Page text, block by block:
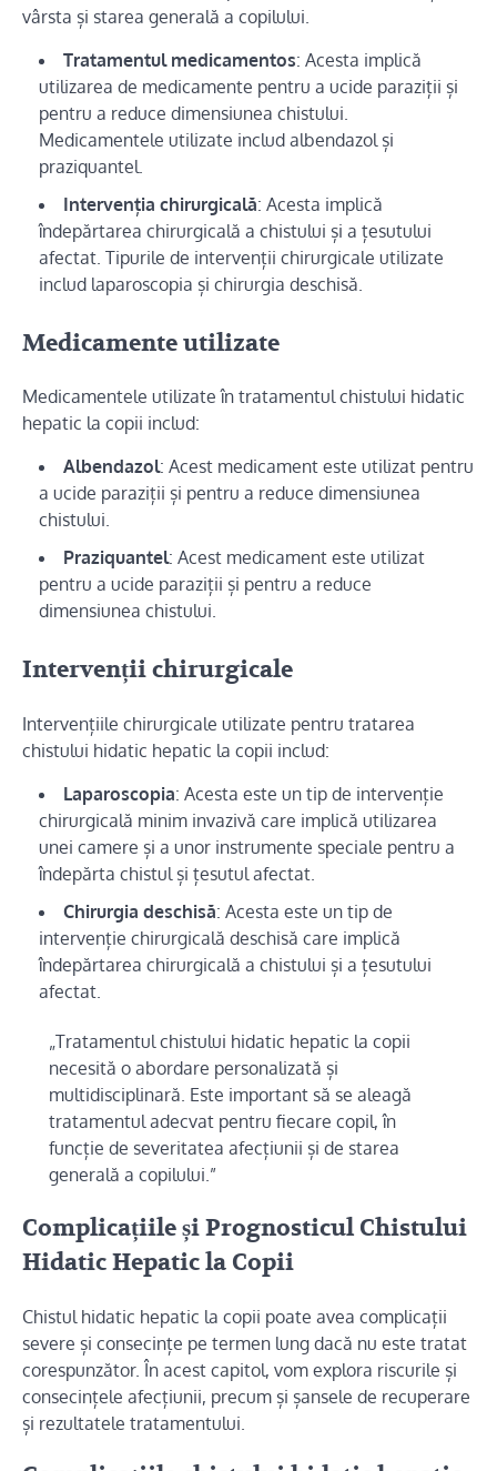
vârsta și starea generală a copilului.
Tratamentul medicamentos: Acesta implică
utilizarea de medicamente pentru a ucide paraziții și
pentru a reduce dimensiunea chistului.
Medicamentele utilizate includ albendazol și
praziquantel.
Intervenția chirurgicală: Acesta implică
îndepărtarea chirurgicală a chistului și a țesutului
afectat. Tipurile de intervenții chirurgicale utilizate
includ laparoscopia și chirurgia deschisă.
Medicamente utilizate
Medicamentele utilizate în tratamentul chistului hidatic
hepatic la copii includ:
Albendazol: Acest medicament este utilizat pentru
a ucide paraziții și pentru a reduce dimensiunea
chistului.
Praziquantel: Acest medicament este utilizat
pentru a ucide paraziții și pentru a reduce
dimensiunea chistului.
Intervenții chirurgicale
Intervențiile chirurgicale utilizate pentru tratarea
chistului hidatic hepatic la copii includ:
Laparoscopia: Acesta este un tip de intervenție
chirurgicală minim invazivă care implică utilizarea
unei camere și a unor instrumente speciale pentru a
îndepărta chistul și țesutul afectat.
Chirurgia deschisă: Acesta este un tip de
intervenție chirurgicală deschisă care implică
îndepărtarea chirurgicală a chistului și a țesutului
afectat.
„Tratamentul chistului hidatic hepatic la copii
necesită o abordare personalizată și
multidisciplinară. Este important să se aleagă
tratamentul adecvat pentru fiecare copil, în
funcție de severitatea afecțiunii și de starea
generală a copilului.”
Complicațiile și Prognosticul Chistului
Hidatic Hepatic la Copii
Chistul hidatic hepatic la copii poate avea complicații
severe și consecințe pe termen lung dacă nu este tratat
corespunzător. În acest capitol, vom explora riscurile și
consecințele afecțiunii, precum și șansele de recuperare
și rezultatele tratamentului.